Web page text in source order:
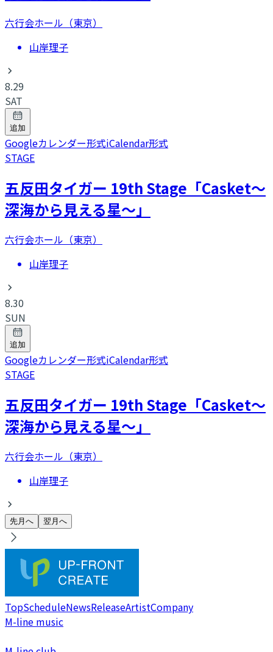
六行会ホール（東京）
山岸理子
8.29
SAT
追加
Googleカレンダー形式iCalendar形式
STAGE
五反田タイガー 19th Stage「Casket～
深海から見える星～」
六行会ホール（東京）
山岸理子
8.30
SUN
追加
Googleカレンダー形式iCalendar形式
STAGE
五反田タイガー 19th Stage「Casket～
深海から見える星～」
六行会ホール（東京）
山岸理子
先月へ 翌月へ
TopScheduleNewsReleaseArtistCompany
M-line music